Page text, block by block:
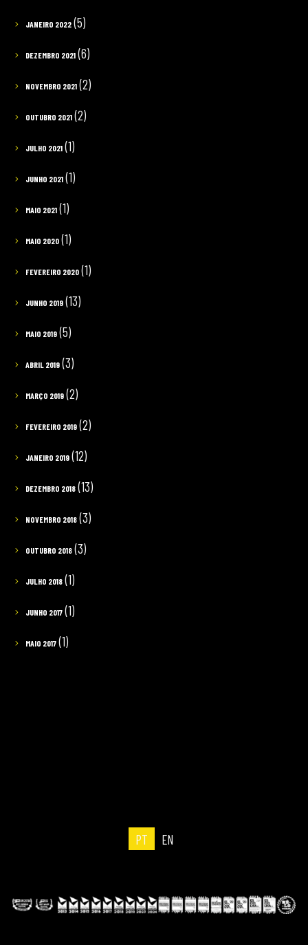
JANEIRO 2022(5)
DEZEMBRO 2021(6)
NOVEMBRO 2021(2)
OUTUBRO 2021(2)
JULHO 2021(1)
JUNHO 2021(1)
MAIO 2021(1)
MAIO 2020(1)
FEVEREIRO 2020(1)
JUNHO 2019(13)
MAIO 2019(5)
ABRIL 2019(3)
MARÇO 2019(2)
FEVEREIRO 2019(2)
JANEIRO 2019(12)
DEZEMBRO 2018(13)
NOVEMBRO 2018(3)
OUTUBRO 2018(3)
JULHO 2018(1)
JUNHO 2017(1)
MAIO 2017(1)
PT EN